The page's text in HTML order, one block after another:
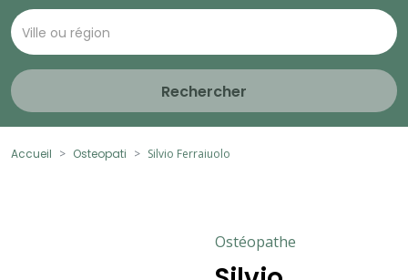
Rechercher
Accueil Osteopati Silvio Ferraiuolo
Ostéopathe